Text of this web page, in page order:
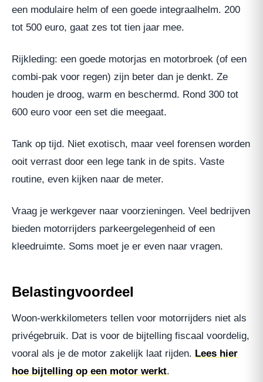
een modulaire helm of een goede integraalhelm. 200
tot 500 euro, gaat zes tot tien jaar mee.
Rijkleding: een goede motorjas en motorbroek (of een
combi-pak voor regen) zijn beter dan je denkt. Ze
houden je droog, warm en beschermd. Rond 300 tot
600 euro voor een set die meegaat.
Tank op tijd. Niet exotisch, maar veel forensen worden
ooit verrast door een lege tank in de spits. Vaste
routine, even kijken naar de meter.
Vraag je werkgever naar voorzieningen. Veel bedrijven
bieden motorrijders parkeergelegenheid of een
kleedruimte. Soms moet je er even naar vragen.
Belastingvoordeel
Woon-werkkilometers tellen voor motorrijders niet als
privégebruik. Dat is voor de bijtelling fiscaal voordelig,
vooral als je de motor zakelijk laat rijden. Lees hier
hoe bijtelling op een motor werkt.